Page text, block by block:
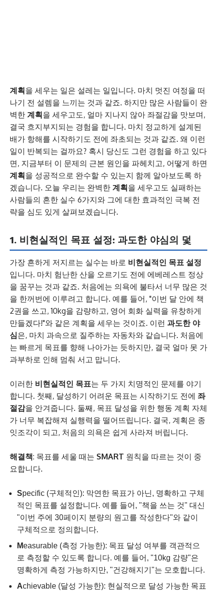
계획을 세우는 일은 설레는 일입니다. 마치 멋진 여정을 떠
나기 전 설렘을 느끼는 것과 같죠. 하지만 많은 사람들이 완
벽한 계획을 세우고도, 얼마 지나지 않아 좌절감을 맛보며,
결국 흐지부지되는 경험을 합니다. 마치 정교하게 설계된
배가 항해를 시작하기도 전에 좌초되는 것과 같죠. 왜 이런
일이 반복되는 걸까요? 혹시 당신도 그런 경험을 하고 있다
면, 지금부터 이 문제의 근본 원인을 파헤치고, 어떻게 하면
계획을 성공적으로 완수할 수 있는지 함께 알아보도록 하
겠습니다. 오늘 우리는 완벽한 계획을 세우고도 실패하는
사람들의 흔한 실수 6가지와 그에 대한 효과적인 극복 전
략을 심도 있게 살펴보겠습니다.
1. 비현실적인 목표 설정: 과도한 야심의 덫
가장 흔하게 저지르는 실수는 바로 비현실적인 목표 설정
입니다. 마치 험난한 산을 오르기도 전에 에베레스트 정상
을 꿈꾸는 것과 같죠. 처음에는 의욕에 불타서 너무 많은 것
을 한꺼번에 이루려고 합니다. 예를 들어, "이번 달 안에 책
2권을 쓰고, 10kg을 감량하고, 영어 회화 실력을 유창하게
만들겠다!"와 같은 계획을 세우는 것이죠. 이런 과도한 야
심은, 마치 과속으로 질주하는 자동차와 같습니다. 처음에
는 빠르게 목표를 향해 나아가는 듯하지만, 결국 얼마 못 가
과부하로 인해 멈춰 서고 맙니다.
이러한 비현실적인 목표는 두 가지 치명적인 문제를 야기
합니다. 첫째, 달성하기 어려운 목표는 시작하기도 전에 좌
절감을 안겨줍니다. 둘째, 목표 달성을 위한 행동 계획 자체
가 너무 복잡해져 실행력을 떨어뜨립니다. 결국, 계획은 종
잇조각이 되고, 처음의 의욕은 쉽게 사라져 버립니다.
해결책: 목표를 세울 때는 SMART 원칙을 따르는 것이 중
요합니다.
Specific (구체적인): 막연한 목표가 아닌, 명확하고 구체
적인 목표를 설정합니다. 예를 들어, "책을 쓰는 것" 대신
"이번 주에 30페이지 분량의 원고를 작성한다"와 같이
구체적으로 정의합니다.
Measurable (측정 가능한): 목표 달성 여부를 객관적으
로 측정할 수 있도록 합니다. 예를 들어, "10kg 감량"은
명확하게 측정 가능하지만, "건강해지기"는 모호합니다.
Achievable (달성 가능한): 현실적으로 달성 가능한 목표